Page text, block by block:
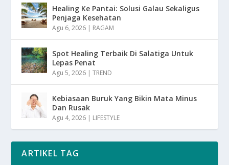
Healing Ke Pantai: Solusi Galau Sekaligus
Penjaga Kesehatan
Agu 6, 2026 | RAGAM
Spot Healing Terbaik Di Salatiga Untuk
Lepas Penat
Agu 5, 2026 |TREND
Kebiasaan Buruk Yang Bikin Mata Minus
Dan Rusak
Agu 4, 2026 | LIFESTYLE
ARTIKEL TAG